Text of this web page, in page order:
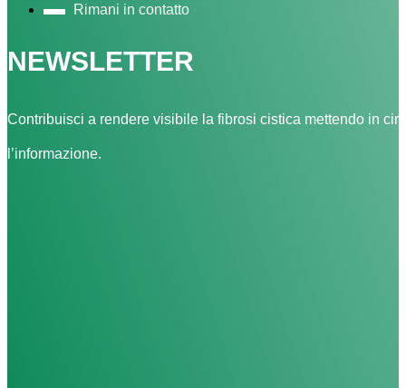
Rimani in contatto
NEWSLETTER
Contribuisci a rendere visibile la fibrosi cistica mettendo in
l’informazione.